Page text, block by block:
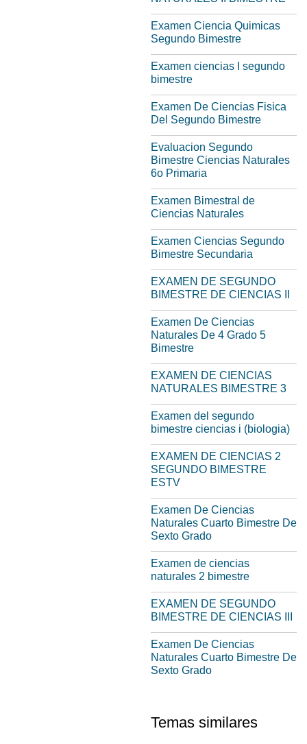
Examen Ciencia Quimicas
Segundo Bimestre
Examen ciencias I segundo
bimestre
Examen De Ciencias Fisica
Del Segundo Bimestre
Evaluacion Segundo
Bimestre Ciencias Naturales
6o Primaria
Examen Bimestral de
Ciencias Naturales
Examen Ciencias Segundo
Bimestre Secundaria
EXAMEN DE SEGUNDO
BIMESTRE DE CIENCIAS II
Examen De Ciencias
Naturales De 4 Grado 5
Bimestre
EXAMEN DE CIENCIAS
NATURALES BIMESTRE 3
Examen del segundo
bimestre ciencias i (biologia)
EXAMEN DE CIENCIAS 2
SEGUNDO BIMESTRE
ESTV
Examen De Ciencias
Naturales Cuarto Bimestre De
Sexto Grado
Examen de ciencias
naturales 2 bimestre
EXAMEN DE SEGUNDO
BIMESTRE DE CIENCIAS III
Examen De Ciencias
Naturales Cuarto Bimestre De
Sexto Grado
Temas similares